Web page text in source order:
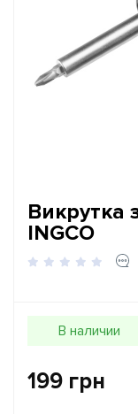
Викрутка
INGCO
В наличии
199 грн